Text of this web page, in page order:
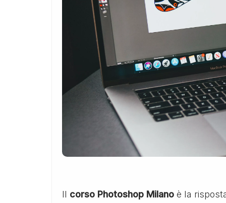
Il corso Photoshop Milano è la